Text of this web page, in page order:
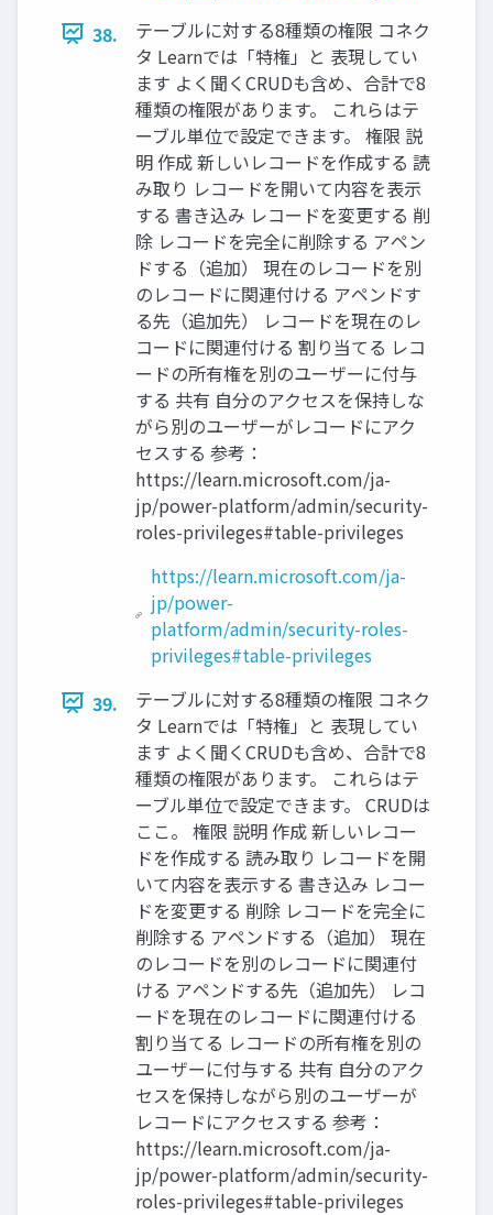
38.
テーブルに対する8種類の権限 コネク
タ Learnでは「特権」と 表現してい
ます よく聞くCRUDも含め、合計で8
種類の権限があります。 これらはテ
ーブル単位で設定できます。 権限 説
明 作成 新しいレコードを作成する 読
み取り レコードを開いて内容を表示
する 書き込み レコードを変更する 削
除 レコードを完全に削除する アペン
ドする（追加） 現在のレコードを別
のレコードに関連付ける アペンドす
る先（追加先） レコードを現在のレ
コードに関連付ける 割り当てる レコ
ードの所有権を別のユーザーに付与
する 共有 自分のアクセスを保持しな
がら別のユーザーがレコードにアク
セスする 参考：
https://learn.microsoft.com/ja-
jp/power-platform/admin/security-
roles-privileges#table-privileges
https://learn.microsoft.com/ja-
jp/power-
platform/admin/security-roles-
privileges#table-privileges
39.
テーブルに対する8種類の権限 コネク
タ Learnでは「特権」と 表現してい
ます よく聞くCRUDも含め、合計で8
種類の権限があります。 これらはテ
ーブル単位で設定できます。 CRUDは
ここ。 権限 説明 作成 新しいレコー
ドを作成する 読み取り レコードを開
いて内容を表示する 書き込み レコー
ドを変更する 削除 レコードを完全に
削除する アペンドする（追加） 現在
のレコードを別のレコードに関連付
ける アペンドする先（追加先） レコ
ードを現在のレコードに関連付ける
割り当てる レコードの所有権を別の
ユーザーに付与する 共有 自分のアク
セスを保持しながら別のユーザーが
レコードにアクセスする 参考：
https://learn.microsoft.com/ja-
jp/power-platform/admin/security-
roles-privileges#table-privileges